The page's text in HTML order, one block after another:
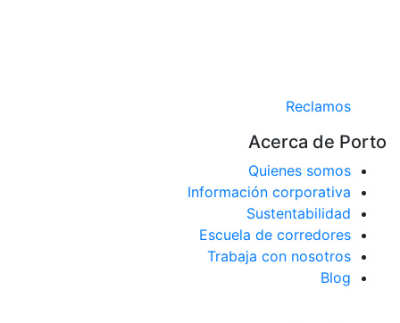
Reclamos
Acerca de
Quienes somos
Información corporativa
Sustentabilidad
Escuela de corredores
Trabaja con nosotros
Blog